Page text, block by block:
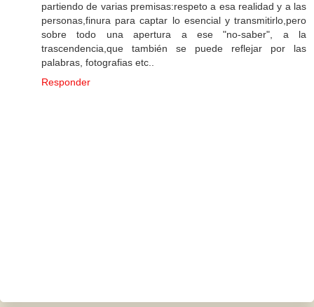
partiendo de varias premisas:respeto a esa realidad y a las
personas,finura para captar lo esencial y transmitirlo,pero
sobre todo una apertura a ese "no-saber", a la
trascendencia,que también se puede reflejar por las
palabras, fotografias etc..
Responder